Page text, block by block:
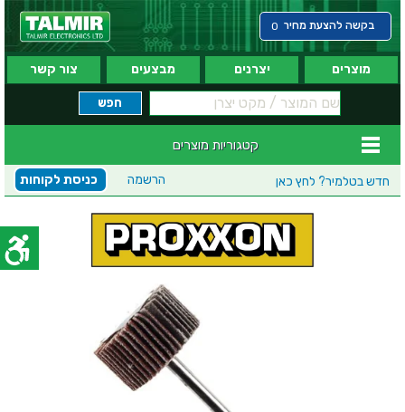
בקשה להצעת מחיר 0
מוצרים יצרנים מבצעים צור קשר
קטגוריות מוצרים
חדש בטלמיר? לחץ כאן כניסת לקוחות הרשמה